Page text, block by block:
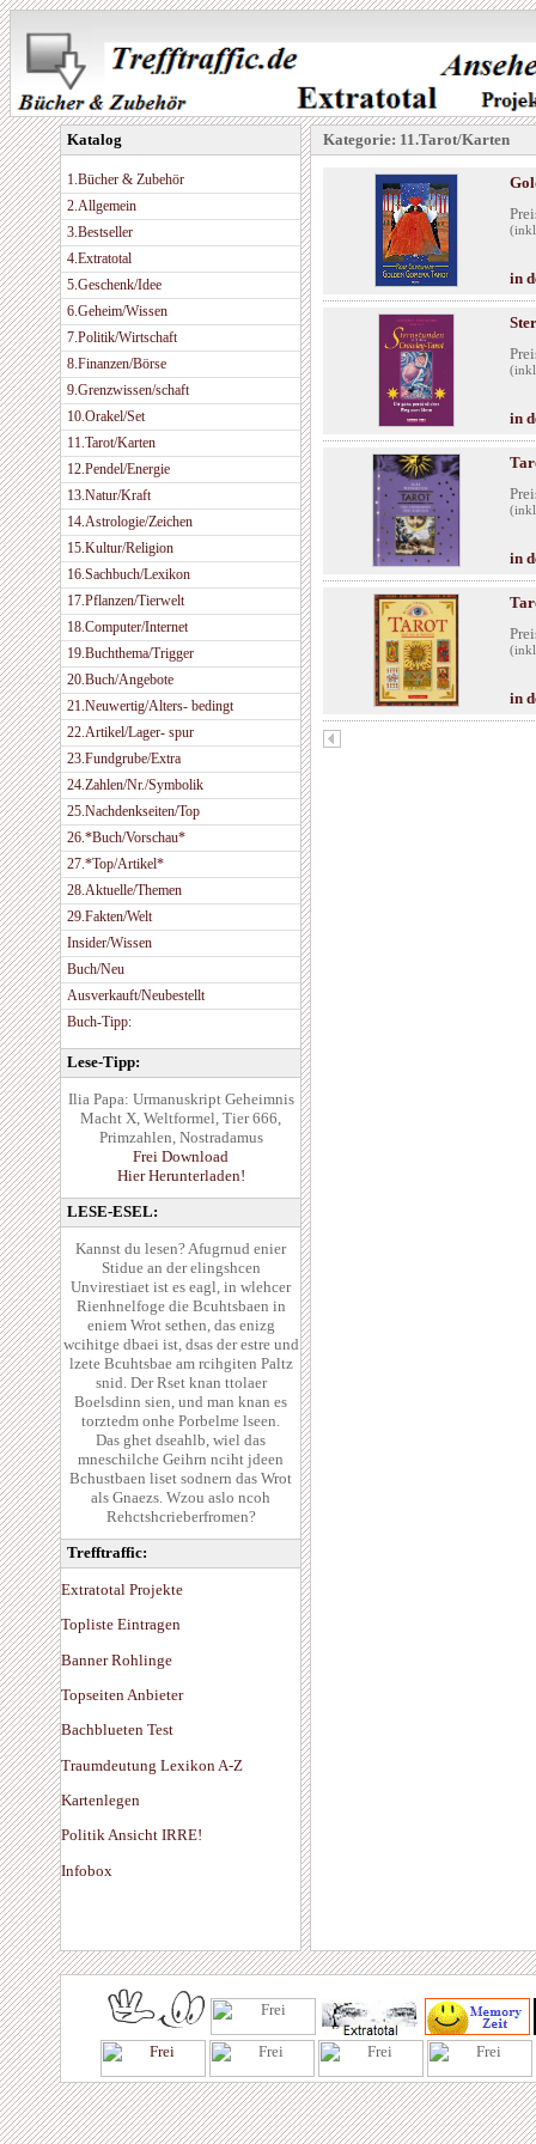
Katalog
1.Bücher & Zubehör
2.Allgemein
3.Bestseller
4.Extratotal
5.Geschenk/Idee
6.Geheim/Wissen
7.Politik/Wirtschaft
8.Finanzen/Börse
9.Grenzwissen/schaft
10.Orakel/Set
11.Tarot/Karten
12.Pendel/Energie
13.Natur/Kraft
14.Astrologie/Zeichen
15.Kultur/Religion
16.Sachbuch/Lexikon
17.Pflanzen/Tierwelt
18.Computer/Internet
19.Buchthema/Trigger
20.Buch/Angebote
21.Neuwertig/Alters- bedingt
22.Artikel/Lager- spur
23.Fundgrube/Extra
24.Zahlen/Nr./Symbolik
25.Nachdenkseiten/Top
26.*Buch/Vorschau*
27.*Top/Artikel*
28.Aktuelle/Themen
29.Fakten/Welt
Insider/Wissen
Buch/Neu
Ausverkauft/Neubestellt
Buch-Tipp:
Lese-Tipp:
Ilia Papa: Urmanuskript Geheimnis
Macht X, Weltformel, Tier 666,
Primzahlen, Nostradamus
Frei Download
Hier Herunterladen!
LESE-ESEL:
Kannst du lesen? Afugrnud enier
Stidue an der elingshcen
Unvirestiaet ist es eagl, in wlehcer
Rienhnelfoge die Bcuhtsbaen in
eniem Wrot sethen, das enizg
wcihitge dbaei ist, dsas der estre und
lzete Bcuhtsbae am rcihgiten Paltz
snid. Der Rset knan ttolaer
Boelsdinn sien, und man knan es
torztedm onhe Porbelme lseen.
Das ghet dseahlb, wiel das
mneschilche Geihrn nciht jdeen
Bchustbaen liset sodnern das Wrot
als Gnaezs. Wzou aslo ncoh
Rehctshcrieberfromen?
Trefftraffic:
Extratotal Projekte
Topliste Eintragen
Banner Rohlinge
Topseiten Anbieter
Bachblueten Test
Traumdeutung Lexikon A-Z
Kartenlegen
Politik Ansicht IRRE!
Infobox
Kategorie: 11.Tarot/Karten
in
in
in
in